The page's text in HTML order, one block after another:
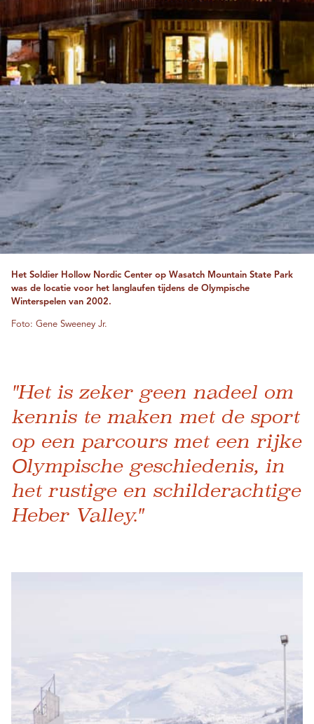
Het Soldier Hollow Nordic Center op Wasatch Mountain State Park
was de locatie voor het langlaufen tijdens de Olympische
Winterspelen van 2002.
Foto: Gene Sweeney Jr.
"Het is zeker geen nadeel om
kennis te maken met de sport
op een parcours met een rijke
Olympische geschiedenis, in
het rustige en schilderachtige
Heber Valley."